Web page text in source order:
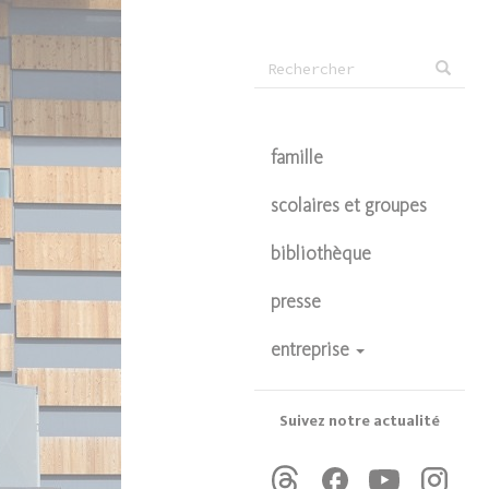
Formulaire
recherche
famille
scolaires et groupes
bibliothèque
presse
entreprise
Suivez notre actualité